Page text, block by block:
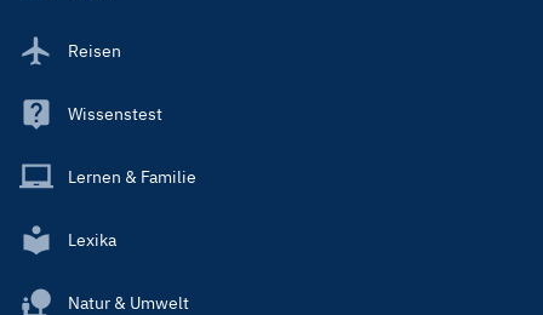
Reisen
Wissenstest
Lernen & Familie
Lexika
Natur & Umwelt